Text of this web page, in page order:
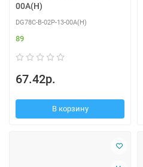
00A(H)
DG78C-B-02P-13-00A(H)
89
67.42р.
В корзину